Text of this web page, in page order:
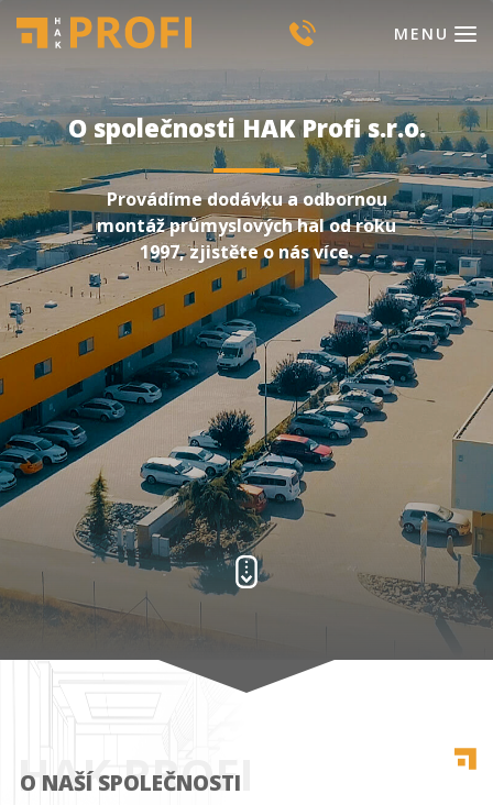
MENU
O společnosti HAK Profi s.r.o.
Provádíme dodávku a odbornou
montáž průmyslových hal od roku
1997, zjistěte o nás více.
O NAŠÍ SPOLEČNOSTI
HAK PROFI